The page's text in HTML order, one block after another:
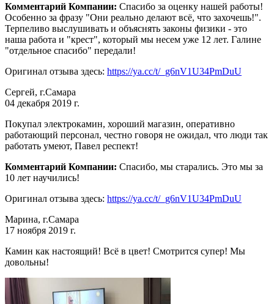
Комментарий Компании: Спасибо за оценку нашей работы!
Особенно за фразу "Они реально делают всё, что захочешь!".
Терпеливо выслушивать и объяснять законы физики - это
наша работа и "крест", который мы несем уже 12 лет. Галине
"отдельное спасибо" передали!
Оригинал отзыва здесь: https://ya.cc/t/_g6nV1U34PmDuU
Сергей, г.Самара
04 декабря 2019 г.
Покупал электрокамин, хороший магазин, оперативно
работающий персонал, честно говоря не ожидал, что люди так
работать умеют, Павел респект!
Комментарий Компании: Спасибо, мы старались. Это мы за
10 лет научились!
Оригинал отзыва здесь: https://ya.cc/t/_g6nV1U34PmDuU
Марина, г.Самара
17 ноября 2019 г.
Камин как настоящий! Всё в цвет! Смотрится супер! Мы
довольны!